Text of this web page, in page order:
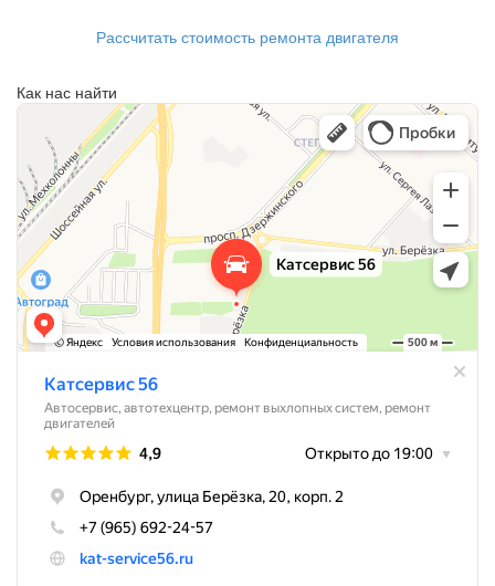
Рассчитать стоимость ремонта двигателя
Как нас найти